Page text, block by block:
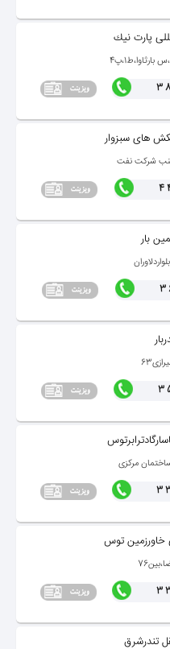
پارت نیك
های سبزوار
شركت نفت
بار
مركزی
خاورزمین توس
تندرشرق